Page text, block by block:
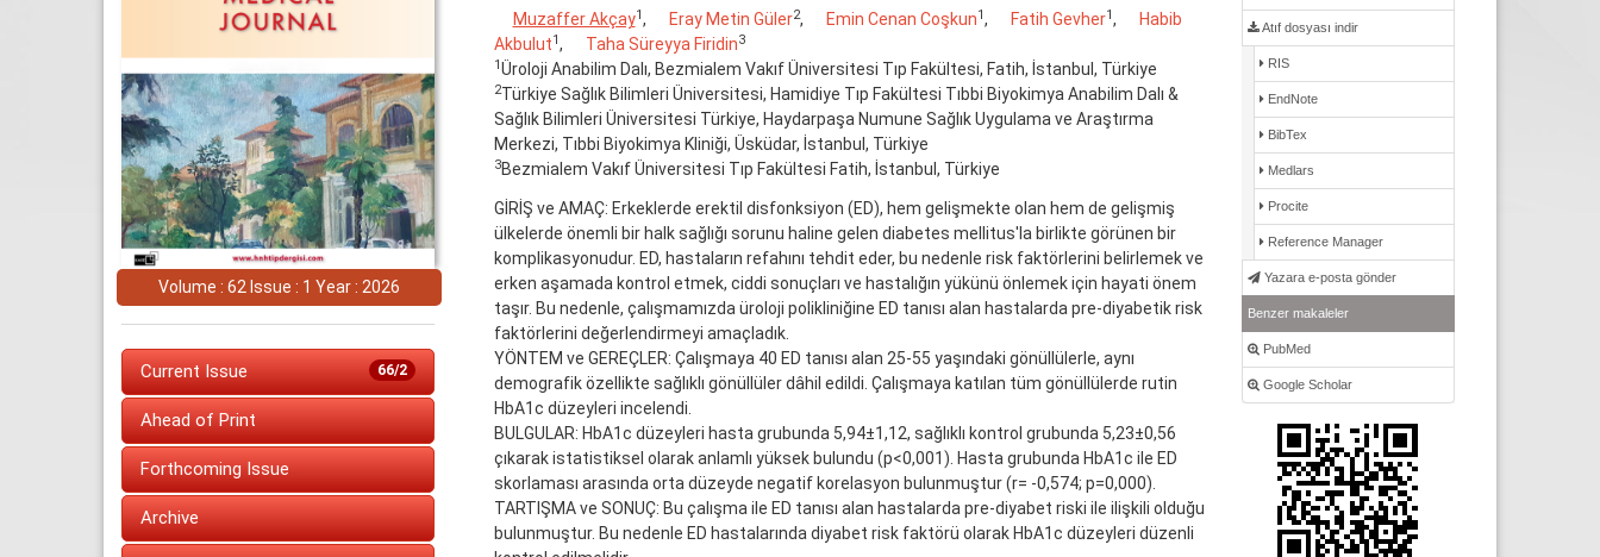
Volume : 62 Issue : 1 Year : 2026
66/2
Current Issue
Ahead of Print
Forthcoming Issue
Archive
Muzaffer Akçay1, Eray Metin Güler2, Emin Cenan Coşkun1, Fatih Gevher1,
Habib
Akbulut1, Taha Süreyya Firidin3
1Üroloji Anabilim Dalı, Bezmialem Vakıf Üniversitesi Tıp Fakültesi, Fatih, İstanbul, Türkiye
2Türkiye Sağlık Bilimleri Üniversitesi, Hamidiye Tıp Fakültesi Tıbbi Biyokimya Anabilim Dalı &
Sağlık Bilimleri Üniversitesi Türkiye, Haydarpaşa Numune Sağlık Uygulama ve Araştırma
Merkezi, Tıbbi Biyokimya Kliniği, Üsküdar, İstanbul, Türkiye
3Bezmialem Vakıf Üniversitesi Tıp Fakültesi Fatih, İstanbul, Türkiye
GİRİŞ ve AMAÇ: Erkeklerde erektil disfonksiyon (ED), hem gelişmekte olan hem de gelişmiş
ülkelerde önemli bir halk sağlığı sorunu haline gelen diabetes mellitus'la birlikte görünen bir
komplikasyonudur. ED, hastaların refahını tehdit eder, bu nedenle risk faktörlerini belirlemek ve
erken aşamada kontrol etmek, ciddi sonuçları ve hastalığın yükünü önlemek için hayati önem
taşır. Bu nedenle, çalışmamızda üroloji polikliniğine ED tanısı alan hastalarda pre-diyabetik risk
faktörlerini değerlendirmeyi amaçladık.
YÖNTEM ve GEREÇLER: Çalışmaya 40 ED tanısı alan 25-55 yaşındaki gönüllülerle, aynı
demografik özellikte sağlıklı gönüllüler dâhil edildi. Çalışmaya katılan tüm gönüllülerde rutin
HbA1c düzeyleri incelendi.
BULGULAR: HbA1c düzeyleri hasta grubunda 5,94±1,12, sağlıklı kontrol grubunda 5,23±0,56
çıkarak istatistiksel olarak anlamlı yüksek bulundu (p<0,001). Hasta grubunda HbA1c ile ED
skorlaması arasında orta düzeyde negatif korelasyon bulunmuştur (r= -0,574; p=0,000).
TARTIŞMA ve SONUÇ: Bu çalışma ile ED tanısı alan hastalarda pre-diyabet riski ile ilişkili olduğu
bulunmuştur. Bu nedenle ED hastalarında diyabet risk faktörü olarak HbA1c düzeyleri düzenli
Atıf dosyası indir
RIS
EndNote
BibTex
Medlars
Procite
Reference Manager
Yazara e-posta gönder
Benzer makaleler
PubMed
Google Scholar